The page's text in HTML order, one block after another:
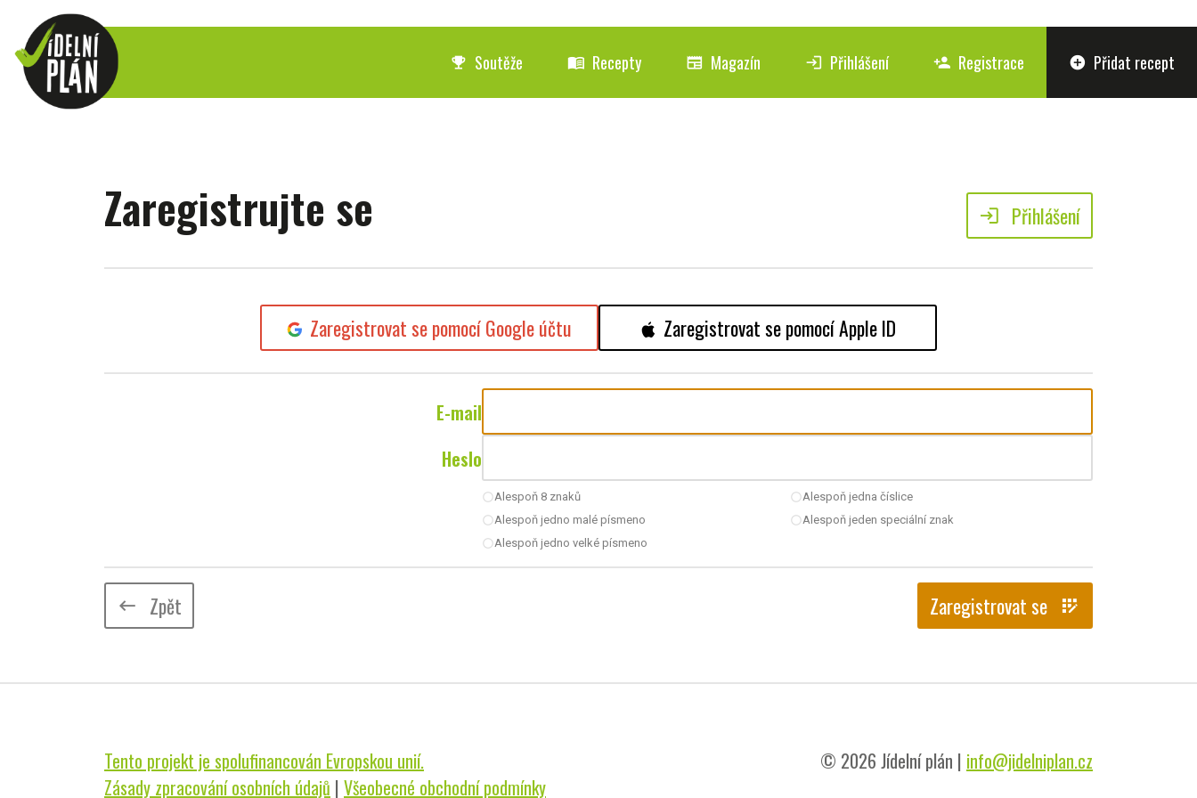
emoji_events Soutěže menu_book Recepty newspaper Magazín login Přihlášení person_add Registrace add_circle Přidat recept
Zaregistrujte se login Přihlášení
Zaregistrovat se pomocí Google účtu Zaregistrovat se pomocí Apple ID
E-mail
Heslo
radio_button_uncheckedAlespoň 8 znaků
radio_button_uncheckedAlespoň jedno malé písmeno
radio_button_uncheckedAlespoň jedno velké písmeno
radio_button_uncheckedAlespoň jedna číslice
radio_button_uncheckedAlespoň jeden speciální znak
keyboard_backspace Zpět Zaregistrovat se app_registration
Tento projekt je spolufinancován Evropskou unií.
Zásady zpracování osobních údajů | Všeobecné obchodní podmínky
© 2026 Jídelní plán | info@jidelniplan.cz